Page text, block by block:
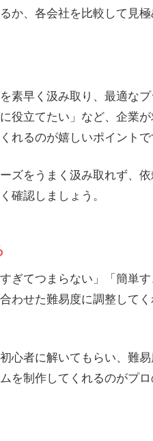
か、各会社を比較して見極
素早く汲み取り、最適な
役立てたい」など、企業
れるのが嬉しいポイントで
ズをうまく汲み取れず、
確認しましょう。
ぎてつまらない」「簡単
わせた難易度に調整して
心者に解いてもらい、難
を制作してくれるのがプロ